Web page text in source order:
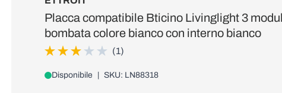
Placca compatibile Bticino Livinglight 3
bombata colore bianco con interno bianco
(1)
Disponibile SKU: LN88318